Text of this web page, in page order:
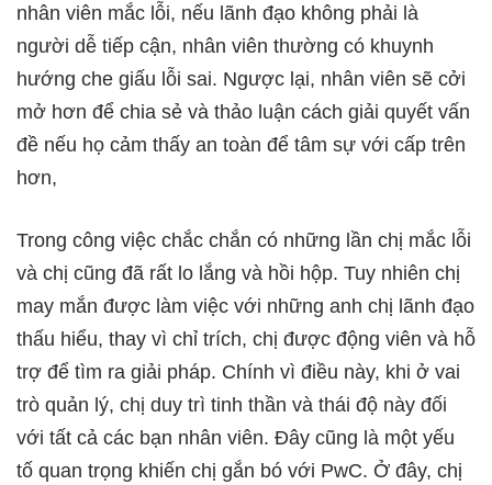
nhân viên mắc lỗi, nếu lãnh đạo không phải là
người dễ tiếp cận, nhân viên thường có khuynh
hướng che giấu lỗi sai. Ngược lại, nhân viên sẽ cởi
mở hơn để chia sẻ và thảo luận cách giải quyết vấn
đề nếu họ cảm thấy an toàn để tâm sự với cấp trên
hơn,
Trong công việc chắc chắn có những lần chị mắc lỗi
và chị cũng đã rất lo lắng và hồi hộp. Tuy nhiên chị
may mắn được làm việc với những anh chị lãnh đạo
thấu hiểu, thay vì chỉ trích, chị được động viên và hỗ
trợ để tìm ra giải pháp. Chính vì điều này, khi ở vai
trò quản lý, chị duy trì tinh thần và thái độ này đối
với tất cả các bạn nhân viên. Đây cũng là một yếu
tố quan trọng khiến chị gắn bó với PwC. Ở đây, chị